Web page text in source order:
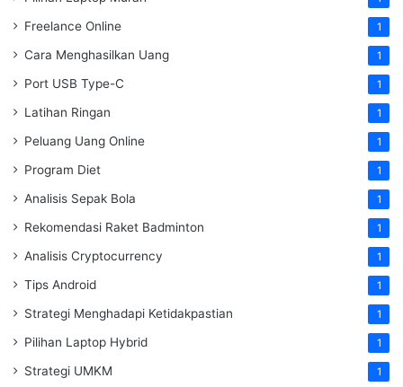
Freelance Online 1
Cara Menghasilkan Uang 1
Port USB Type-C 1
Latihan Ringan 1
Peluang Uang Online 1
Program Diet 1
Analisis Sepak Bola 1
Rekomendasi Raket Badminton 1
Analisis Cryptocurrency 1
Tips Android 1
Strategi Menghadapi Ketidakpastian 1
Pilihan Laptop Hybrid 1
Strategi UMKM 1